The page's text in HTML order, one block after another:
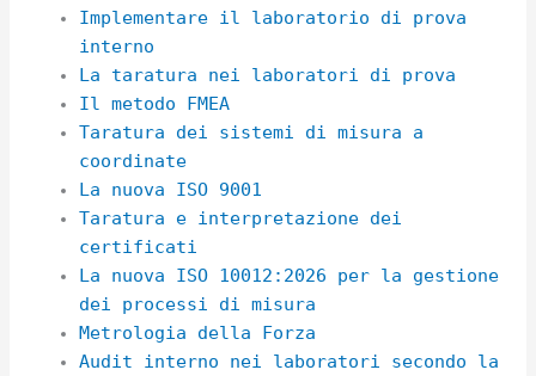
Implementare il laboratorio di prova
interno
La taratura nei laboratori di prova
Il metodo FMEA
Taratura dei sistemi di misura a
coordinate
La nuova ISO 9001
Taratura e interpretazione dei
certificati
La nuova ISO 10012:2026 per la gestione
dei processi di misura
Metrologia della Forza
Audit interno nei laboratori secondo la